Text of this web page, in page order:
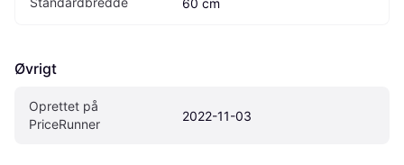
60 cm
Øvrigt
Oprettet på
PriceRunner
2022-11-03